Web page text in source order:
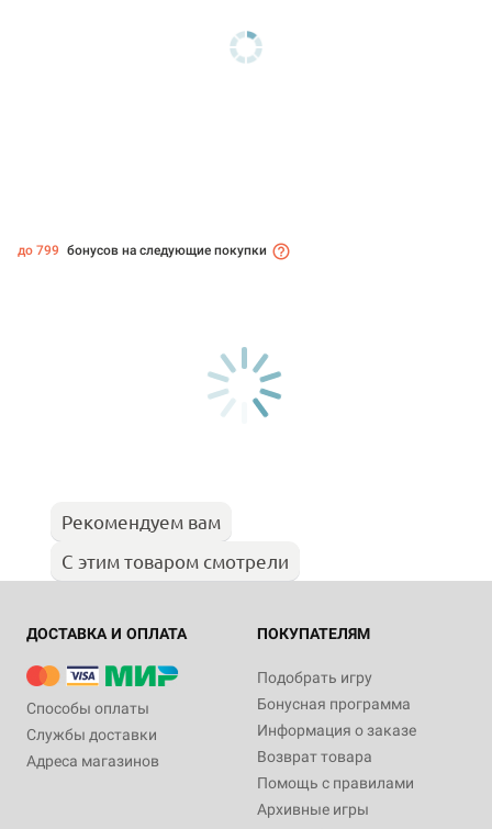
до 799 бонусов на следующие покупки
Рекомендуем вам
С этим товаром смотрели
ДОСТАВКА И ОПЛАТА
Способы оплаты
Службы доставки
Адреса магазинов
ПОКУПАТЕЛЯМ
Подобрать игру
Бонусная программа
Информация о заказе
Возврат товара
Помощь с правилами
Архивные игры